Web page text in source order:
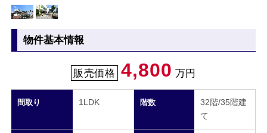
物件基本情報
販売価格 4,800 万円
間取り 1LDK 階数
32階/35階建
て